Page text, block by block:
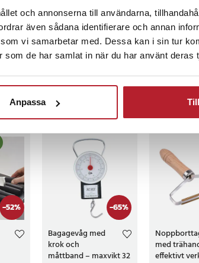
och annonserna till användarna,
även sådana identifierare och annan
vi samarbetar med. Dessa kan i sin tur
de har samlat in när du har använt deras
Anpassa
En av påsarna har ett hål. För små storlekar för
-52% -65%
Bagagevåg med
krok och
måttband – maxvikt 32
med
effektivt